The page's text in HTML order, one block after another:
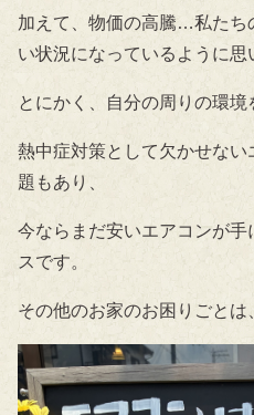
加えて、物価の高騰…私たち
い状況になっているように思
とにかく、自分の周りの環境
熱中症対策として欠かせな
題もあり、
今ならまだ安いエアコンが
スです。
その他のお家のお困りごとは